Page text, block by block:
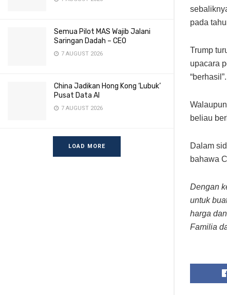
Semua Pilot MAS Wajib Jalani
Saringan Dadah – CEO
7 AUGUST 2026
China Jadikan Hong Kong ‘Lubuk’
Pusat Data AI
7 AUGUST 2026
LOAD MORE
pada
Trump
upacara
“berhasil”.
beliau
Dalam
bahawa
Dengan
untuk
harga
Familia